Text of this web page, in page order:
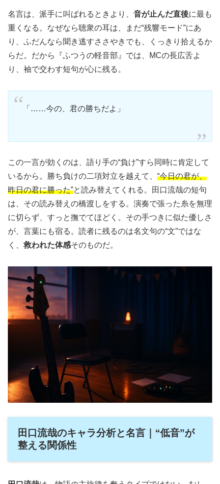
名言は、派手に叫ばれるときより、 音が止んだ直後に最も
重くなる。なぜなら聴衆の耳は、まだ“残響モード”にあ
り、ふだんなら聞き逃すささやきでも、くっきり拾えるか
らだ。だから『ふつうの軽音部』では、MCの長広舌よ
り、袖で交わす短句が心に残る。
「……今の、君の勝ちだよ」
この一言が効くのは、語り手の“負け”すら同時に肯定して
いるから。勝ち負けの二項対立を越えて、 “今日の君が、
昨日の君に勝った”と読み替えてくれる。田口流哉の短句
は、その読み替えの橋渡しをする。演奏で張った糸を無理
に切らず、すっと撫でてほどく。その手つきに似た優しさ
が、言葉にも宿る。読者に残るのは名文句の“文”ではな
く、救われた体感そのものだ。
田口流哉のキャラ分析と名言｜“低音”が
整える関係性